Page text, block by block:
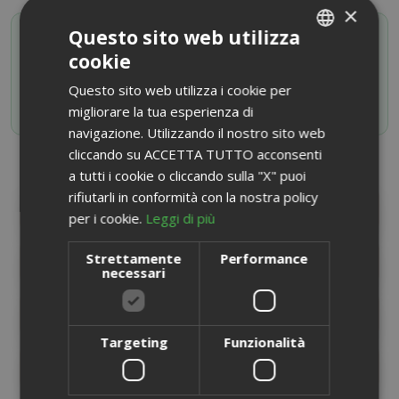
SAIDA OFFERTE VIP
Attiva il tuo codice sconto iscrivendoti al canale
Whatsapp
ISCRIVITI ORA
INFORMAZIONI PRODOTTO
SCHEDA INFORMATIVA
×
Questo sito web utilizza
cookie
Questo sito web utilizza i cookie per
migliorare la tua esperienza di
navigazione. Utilizzando il nostro sito web
cliccando su ACCETTA TUTTO acconsenti
a tutti i cookie o cliccando sulla "X" puoi
rifiutarli in conformità con la nostra policy
per i cookie. Leggi di più
Strettamente
necessari
Performance
Targeting Funzionalità